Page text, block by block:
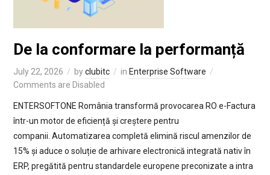
De la conformare la performanță
July 22, 2026 byclubitc in Enterprise Software
Comments are Disabled
ENTERSOFTONE România transformă provocarea RO e-Factura
într-un motor de eficiență și creștere pentru
companii. Automatizarea completă elimină riscul amenzilor de
15% și aduce o soluție de arhivare electronică integrată nativ în
ERP, pregătită pentru standardele europene preconizate a intra